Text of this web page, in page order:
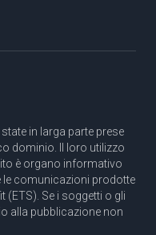
in larga parte prese
dominio. Il loro utilizzo
è organo informativo
le comunicazioni prodotte
Se i soggetti o gli
alla pubblicazione non